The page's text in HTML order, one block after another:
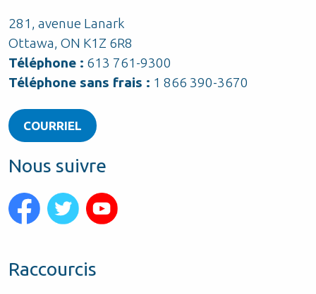
281, avenue Lanark
Ottawa, ON K1Z 6R8
Téléphone : 613 761-9300
Téléphone sans frais : 1 866 390-3670
COURRIEL
Nous suivre
Raccourcis